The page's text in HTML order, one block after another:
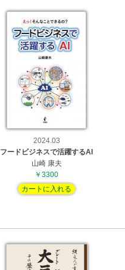
2024.03
フードビジネスで活躍するAI
山崎 康夫
￥3300
カートに入れる